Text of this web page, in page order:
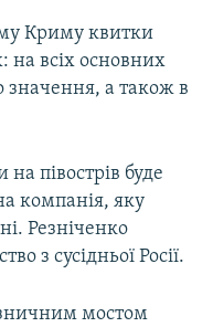
Криму квитки
на всіх основних
значення, а також в
півострів буде
компанія, яку
Резніченко
з сусідньої Росії.
мостом